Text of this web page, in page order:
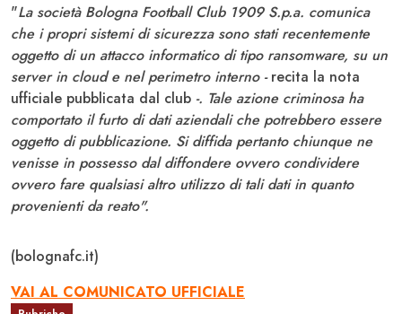
"La società Bologna Football Club 1909 S.p.a. comunica
che i propri sistemi di sicurezza sono stati recentemente
oggetto di un attacco informatico di tipo ransomware, su un
server in cloud e nel perimetro interno -recita la nota
ufficiale pubblicata dal club -. Tale azione criminosa ha
comportato il furto di dati aziendali che potrebbero essere
oggetto di pubblicazione. Si diffida pertanto chiunque ne
venisse in possesso dal diffondere ovvero condividere
ovvero fare qualsiasi altro utilizzo di tali dati in quanto
provenienti da reato".
(bolognafc.it)
VAI AL COMUNICATO UFFICIALE